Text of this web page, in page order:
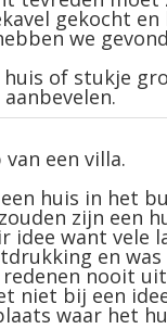
gekocht
we
of stukje
een villa.
huis in het
zijn een
idee want vele
en
nooit
niet bij een
waar het